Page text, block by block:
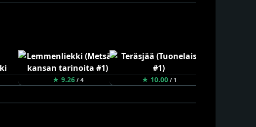
★ 9.26/ 4 ★ 10.00/ 1